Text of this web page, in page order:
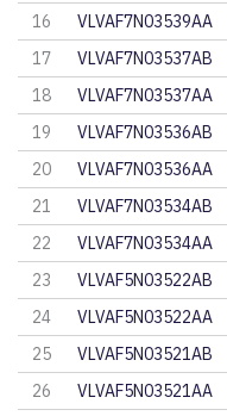
16
VLVAF7N03539AA
17
VLVAF7N03537AB
18
VLVAF7N03537AA
19
VLVAF7N03536AB
20
VLVAF7N03536AA
21
VLVAF7N03534AB
22
VLVAF7N03534AA
23
VLVAF5N03522AB
24
VLVAF5N03522AA
25
VLVAF5N03521AB
26
VLVAF5N03521AA